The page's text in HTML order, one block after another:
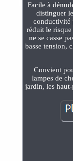
Facile à
distinguer
conductivité
réduit le
ne se casse
basse tension,
Convient
lampes de
jardin, les